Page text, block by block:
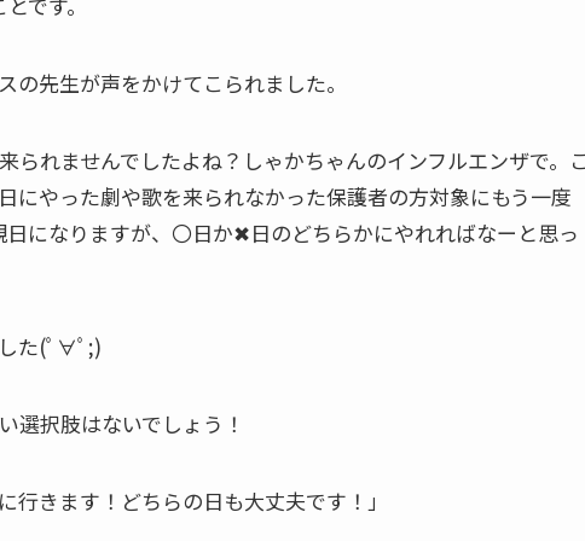
先生が声をかけてこられました。
られませんでしたよね？しゃかちゃんのインフルエンザで。
にやった劇や歌を来られなかった保護者の方対象にもう一度
になりますが、〇日か✖日のどちらかにやれればなーと思っ
た(ﾟ∀ﾟ;)
選択肢はないでしょう！
きます！どちらの日も大丈夫です！」